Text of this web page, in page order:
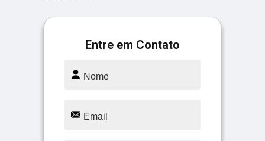
Entre em Contato